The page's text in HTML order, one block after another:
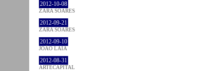
2012-10-08
ZARA SOARES
2012-09-21
ZARA SOARES
2012-09-10
JOÃO LAIA
2012-08-31
ARTECAPITAL